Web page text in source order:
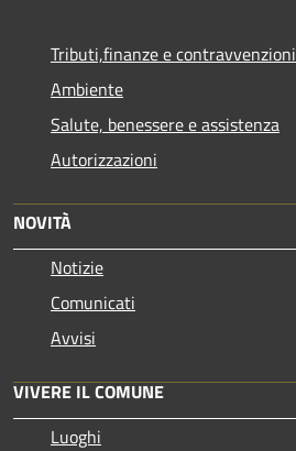
Tributi,finanze e contravvenzioni
Ambiente
Salute, benessere e assistenza
Autorizzazioni
NOVITÀ
Notizie
Comunicati
Avvisi
VIVERE IL COMUNE
Luoghi